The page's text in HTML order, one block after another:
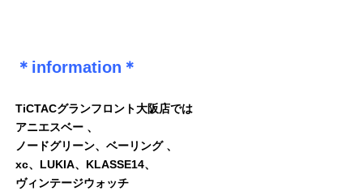
＊information＊
TiCTACグランフロント大阪店では
アニエスベー 、
ノードグリーン、ベーリング 、
xc、LUKIA、KLASSE14、
ヴィンテージウォッチ